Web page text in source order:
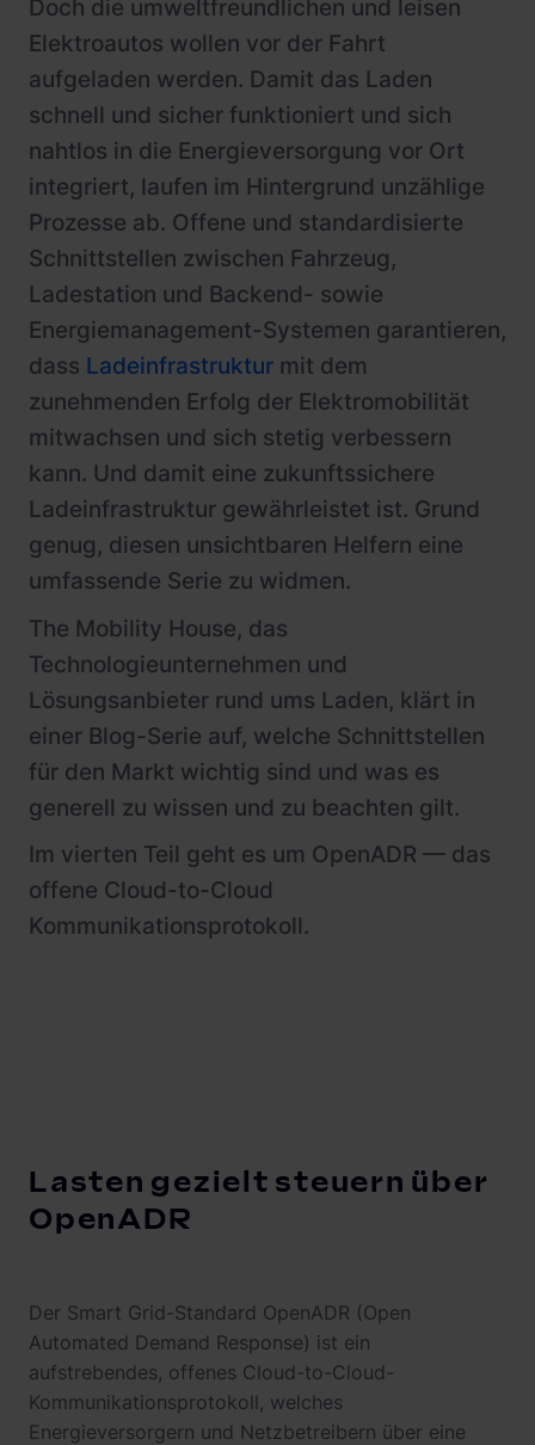
Hotels
Fachplaner:innen
Doch die umweltfreundlichen und leisen
Elektroautos wollen vor der Fahrt
aufgeladen werden. Damit das Laden
schnell und sicher funktioniert und sich
nahtlos in die Energieversorgung vor Ort
integriert, laufen im Hintergrund unzählige
Prozesse ab. Offene und standardisierte
Schnittstellen zwischen Fahrzeug,
Ladestation und Backend- sowie
Energiemanagement-Systemen garantieren,
dass Ladeinfrastruktur mit dem
zunehmenden Erfolg der Elektromobilität
mitwachsen und sich stetig verbessern
kann. Und damit eine zukunftssichere
Ladeinfrastruktur gewährleistet ist. Grund
genug, diesen unsichtbaren Helfern eine
umfassende Serie zu widmen.
The Mobility House, das
Technologieunternehmen und
Lösungsanbieter rund ums Laden, klärt in
einer Blog-Serie auf, welche Schnittstellen
für den Markt wichtig sind und was es
generell zu wissen und zu beachten gilt.
Im vierten Teil geht es um OpenADR — das
offene Cloud-to-Cloud
Kommunikationsprotokoll.
Lasten gezielt steuern über
OpenADR
Der Smart Grid-Standard OpenADR (Open
Automated Demand Response) ist ein
aufstrebendes, offenes Cloud-to-Cloud-
Kommunikationsprotokoll, welches
Energieversorgern und Netzbetreibern über eine